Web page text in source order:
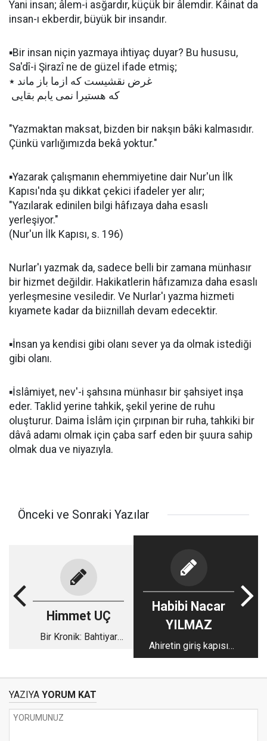
Yani insan; âlem-i asğardır, küçük bir âlemdir. Kâinat da
insan-ı ekberdir, büyük bir insandır.
▪️Bir insan niçin yazmaya ihtiyaç duyar? Bu hususu,
Sa'dî-i Şirazî ne de güzel ifade etmiş;
غرض نقشيست كه ازما باز ماند ٭
كه هستيرا نمى يابم بقايى
"Yazmaktan maksat, bizden bir nakşın bâki kalmasıdır.
Çünkü varlığımızda bekâ yoktur."
▪️Yazarak çalışmanın ehemmiyetine dair Nur'un İlk
Kapısı'nda şu dikkat çekici ifadeler yer alır;
"Yazılarak edinilen bilgi hâfızaya daha esaslı
yerleşiyor."
(Nur'un İlk Kapısı, s. 196)
Nurlar'ı yazmak da, sadece belli bir zamana münhasır
bir hizmet değildir. Hakikatlerin hâfızamıza daha esaslı
yerleşmesine vesiledir. Ve Nurlar'ı yazma hizmeti
kıyamete kadar da biiznillah devam edecektir.
▪️İnsan ya kendisi gibi olanı sever ya da olmak istediği
gibi olanı.
▪️İslâmiyet, nev'-i şahsına münhasır bir şahsiyet inşa
eder. Taklid yerine tahkik, şekil yerine de ruhu
oluşturur. Daima İslâm için çırpınan bir ruha, tahkiki bir
dâvâ adamı olmak için çaba sarf eden bir şuura sahip
olmak dua ve niyazıyla.
Önceki ve Sonraki Yazılar
Himmet UÇ
Bir Kronik: Bahtiyar
Habibi Nacar
YILMAZ
Ahiretin giriş kapısı
kabir
YAZIYA YORUM KAT